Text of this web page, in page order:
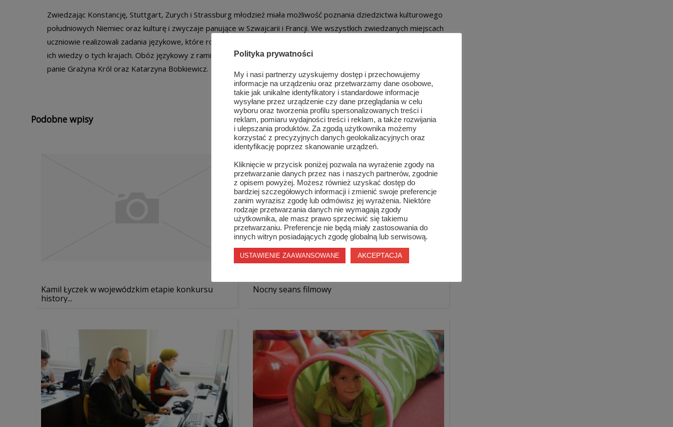
Zwiedzając Konstancję, Stuttgart, Zurych i Strassburg młodzież miała możliwość poznania dziedzictwa kulturowego
południowych Niemiec oraz kulturę i zwyczaje panujące w Szwajcarii i Francji. We wszystkich zwiedzanych miejscach
uczniowie realizowali zadania językowe, które rozwijały ich znajomość języka niemieckiego oraz rozszerzały zakres
ich wiedzy o tych krajach. Obóz językowy z ramienia szkoły zorganizowała p. Aneta Jaromin, a opiekę sprawowały
panie Grażyna Król oraz Katarzyna Bobkiewicz.
Podobne wpisy
Kamil Łyczek w wojewódzkim etapie konkursu
history...
Nocny seans filmowy
Polityka prywatności
My i nasi partnerzy uzyskujemy dostęp i przechowujemy
informacje na urządzeniu oraz przetwarzamy dane osobowe,
takie jak unikalne identyfikatory i standardowe informacje
wysyłane przez urządzenie czy dane przeglądania w celu
wyboru oraz tworzenia profilu spersonalizowanych treści i
reklam, pomiaru wydajności treści i reklam, a także rozwijania
i ulepszania produktów. Za zgodą użytkownika możemy
korzystać z precyzyjnych danych geolokalizacyjnych oraz
identyfikację poprzez skanowanie urządzeń.
Kliknięcie w przycisk poniżej pozwala na wyrażenie zgody na
przetwarzanie danych przez nas i naszych partnerów, zgodnie
z opisem powyżej. Możesz również uzyskać dostęp do
bardziej szczegółowych informacji i zmienić swoje preferencje
zanim wyrazisz zgodę lub odmówisz jej wyrażenia. Niektóre
rodzaje przetwarzania danych nie wymagają zgody
użytkownika, ale masz prawo sprzeciwić się takiemu
przetwarzaniu. Preferencje nie będą miały zastosowania do
innych witryn posiadających zgodę globalną lub serwisową.
USTAWIENIE ZAAWANSOWANE AKCEPTACJA